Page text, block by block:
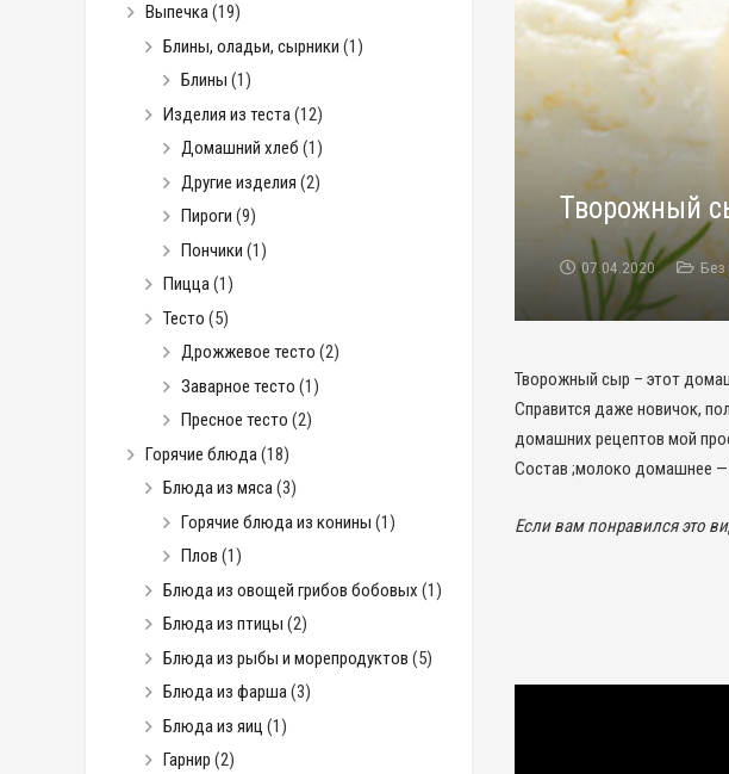
Творожный
07.04.2020 Без
Творожный сыр – этот
Справится даже новичок,
домашних рецептов мой
Состав ;молоко домашнее —
Если вам понравился это
Выпечка(19)
Блины, оладьи, сырники (1)
Блины (1)
Изделия из теста (12)
Домашний хлеб (1)
Другие изделия (2)
Пироги (9)
Пончики (1)
Пицца(1)
Тесто (5)
Дрожжевое тесто (2)
Заварное тесто (1)
Пресное тесто (2)
Горячие блюда (18)
Блюда из мяса(3)
Горячие блюда из конины (1)
Плов (1)
Блюда из овощей грибов бобовых (1)
Блюда из птицы (2)
Блюда из рыбы и морепродуктов (5)
Блюда из фарша(3)
Блюда из яиц (1)
Гарнир (2)